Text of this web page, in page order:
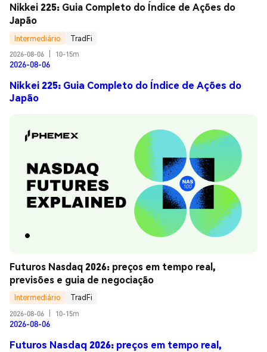
Nikkei 225: Guia Completo do Índice de Ações do
Japão
Intermediário
TradFi
2026-08-06
10-15m
2026-08-06
Nikkei 225: Guia Completo do Índice de Ações do
Japão
Futuros Nasdaq 2026: preços em tempo real,
previsões e guia de negociação
Intermediário
TradFi
2026-08-06
10-15m
2026-08-06
Futuros Nasdaq 2026: preços em tempo real,